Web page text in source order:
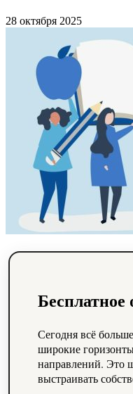
28 октября 2025
Бесплатное
Сегодня всё
широкие
направлений. Это
выстраивать